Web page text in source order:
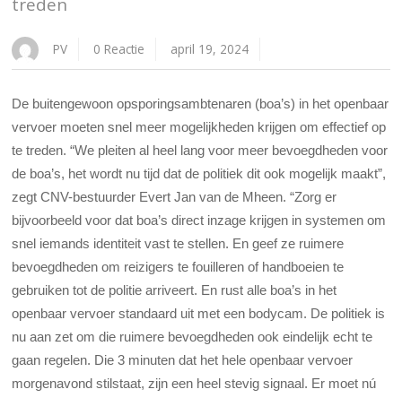
treden
PV 0 Reactie april 19, 2024
De buitengewoon opsporingsambtenaren (boa’s) in het openbaar
vervoer moeten snel meer mogelijkheden krijgen om effectief op
te treden. “We pleiten al heel lang voor meer bevoegdheden voor
de boa’s, het wordt nu tijd dat de politiek dit ook mogelijk maakt”,
zegt CNV-bestuurder Evert Jan van de Mheen. “Zorg er
bijvoorbeeld voor dat boa’s direct inzage krijgen in systemen om
snel iemands identiteit vast te stellen. En geef ze ruimere
bevoegdheden om reizigers te fouilleren of handboeien te
gebruiken tot de politie arriveert. En rust alle boa’s in het
openbaar vervoer standaard uit met een bodycam. De politiek is
nu aan zet om die ruimere bevoegdheden ook eindelijk echt te
gaan regelen. Die 3 minuten dat het hele openbaar vervoer
morgenavond stilstaat, zijn een heel stevig signaal. Er moet nú